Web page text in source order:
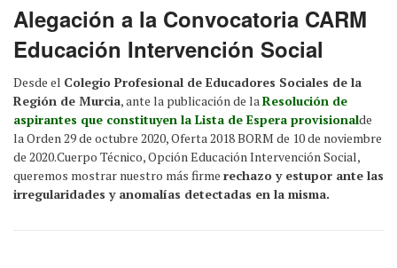
Alegación a la Convocatoria CARM
Educación Intervención Social
Desde el Colegio Profesional de Educadores Sociales de la
Región de Murcia, ante la publicación de laResolución de
aspirantes que constituyen la Lista de Espera provisionalde
la Orden 29 de octubre 2020, Oferta 2018 BORM de 10 de noviembre
de 2020.Cuerpo Técnico, Opción Educación Intervención Social,
queremos mostrar nuestro más firme rechazo y estupor ante las
irregularidades y anomalías detectadas en la misma.